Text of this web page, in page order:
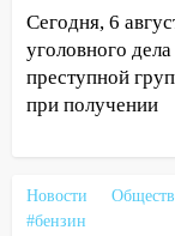
09:39 В
09:25
избившим
один из
в России
Сегодня, 6
уголовного
преступной
при получении
Новости
#бензин